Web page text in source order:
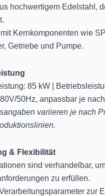
hochwertigem Edelstahl,
Kernkomponenten wie
Getriebe und Pumpe.
85 kW |
50Hz, anpassbar je
variieren je nach
& Flexibilität
sind verhandelbar,
zu erfüllen.
zur